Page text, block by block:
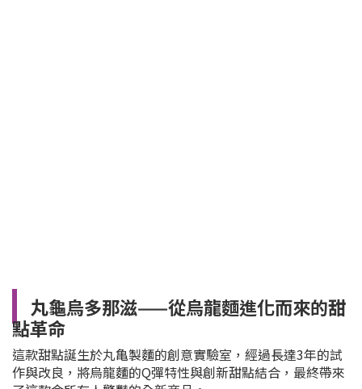
丸龜烏多那滋——從烏龍麵進化而來的甜
點革命
這款甜點誕生於丸亀製麵的創意實驗室，經過長達3年的試
作與改良，將烏龍麵的Q彈特性與創新甜點結合，最終帶來